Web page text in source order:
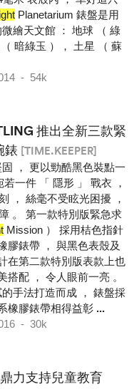
Planetarium 錶盤是用
繪天文館 ： 地球 （ 綠
暗綠玉 ）， 土星 （ 蘇
- 54k
推出全新三款緊
錶 [TIME.KEEPER]
， 更以勁酷黑色裝點一
一件 「 隱形 」 戰衣 ，
， 絲毫不受眩光困擾 ，
。 第一款特別版緊急求
Mission ） 採用桔色指針
膠錶帶 ， 與黑色表殼及
在第二款特別版表款上也
配 ， 令人眼前一亮 。
手法打造而成 ， 錶盤採
橡膠錶帶相得益彰 ...
- 30k
力支持兒童教育